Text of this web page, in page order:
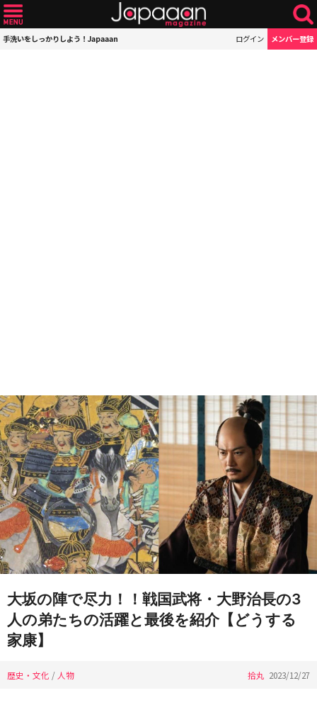
手洗いをしっかりしよう！Japaaan ログイン メンバー登録
大坂の陣で尽力！！戦国武将・大野治長の3
人の弟たちの活躍と最後を紹介【どうする
家康】
歴史・文化 / 人物 拾丸 2023/12/27